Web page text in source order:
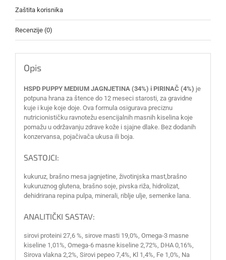
Zaštita korisnika
Recenzije (0)
Opis
HSPD PUPPY MEDIUM JAGNJETINA (34%) i PIRINAČ (4%) je
potpuna hrana za štence do 12 meseci starosti, za gravidne
kuje i kuje koje doje. Ova formula osigurava preciznu
nutricionističku ravnotežu esencijalnih masnih kiselina koje
pomažu u održavanju zdrave kože i sjajne dlake. Bez dodanih
konzervansa, pojačivača ukusa ili boja.
SASTOJCI:
kukuruz, brašno mesa jagnjetine, životinjska mast,brašno
kukuruznog glutena, brašno soje, pivska riža, hidrolizat,
dehidrirana repina pulpa, minerali, riblje ulje, semenke lana.
ANALITIČKI SASTAV:
sirovi proteini 27,6 %, sirove masti 19,0%, Omega-3 masne
kiseline 1,01%, Omega-6 masne kiseline 2,72%, DHA 0,16%,
Sirova vlakna 2,2%, Sirovi pepeo 7,4%, Kl 1,4%, Fe 1,0%, Na